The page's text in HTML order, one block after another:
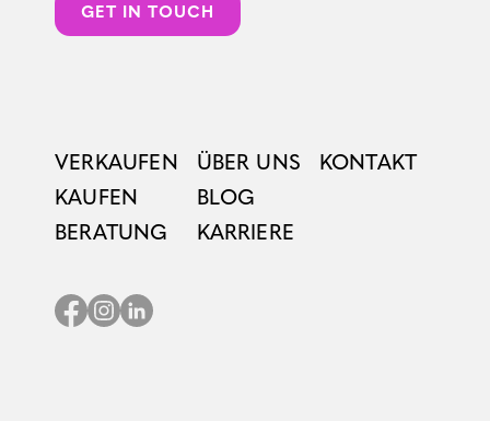
GET IN TOUCH
VERKAUFEN
KAUFEN
BERATUNG
ÜBER UNS
BLOG
KARRIERE
KONTAKT